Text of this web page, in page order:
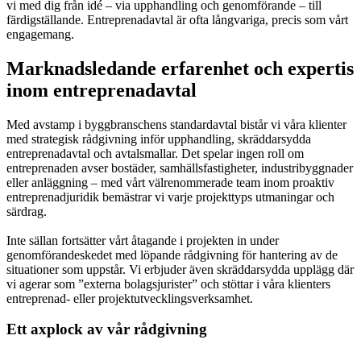
vi med dig från idé – via upphandling och genomförande – till
färdigställande. Entreprenadavtal är ofta långvariga, precis som vårt
engagemang.
Marknadsledande erfarenhet och expertis
inom entreprenadavtal
Med avstamp i byggbranschens standardavtal bistår vi våra klienter
med strategisk rådgivning inför upphandling, skräddarsydda
entreprenadavtal och avtalsmallar. Det spelar ingen roll om
entreprenaden avser bostäder, samhällsfastigheter, industribyggnader
eller anläggning – med vårt välrenommerade team inom proaktiv
entreprenadjuridik bemästrar vi varje projekttyps utmaningar och
särdrag.
Inte sällan fortsätter vårt åtagande i projekten in under
genomförandeskedet med löpande rådgivning för hantering av de
situationer som uppstår. Vi erbjuder även skräddarsydda upplägg där
vi agerar som ”externa bolagsjurister” och stöttar i våra klienters
entreprenad- eller projektutvecklingsverksamhet.
Ett axplock av vår rådgivning